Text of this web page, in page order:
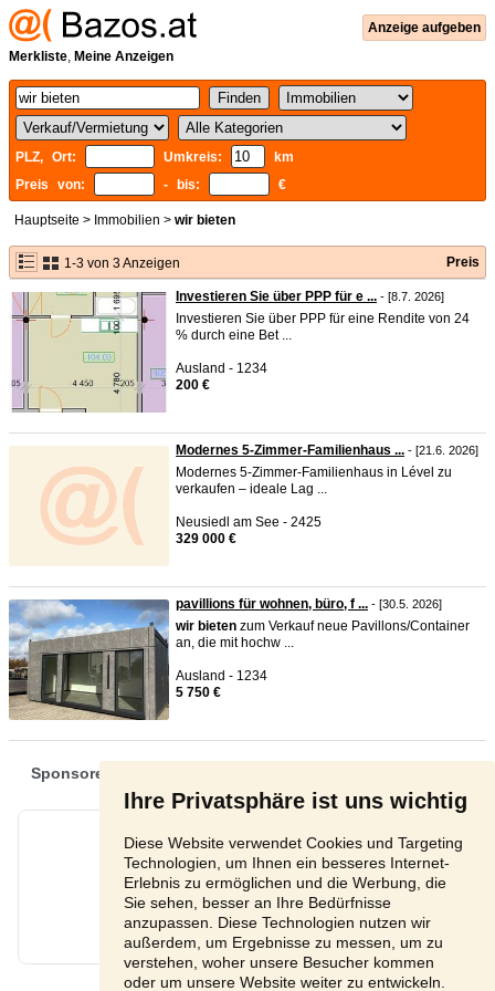
Ihre Privatsphäre ist uns wichtig
Diese Website verwendet Cookies und Targeting
Technologien, um Ihnen ein besseres Internet-
Erlebnis zu ermöglichen und die Werbung, die
Sie sehen, besser an Ihre Bedürfnisse
anzupassen. Diese Technologien nutzen wir
außerdem, um Ergebnisse zu messen, um zu
verstehen, woher unsere Besucher kommen
oder um unsere Website weiter zu entwickeln.
Anzeige aufgeben
Merkliste, Meine Anzeigen
PLZ, Ort: Umkreis:
km
Preis von:
- bis: €
Hauptseite > Immobilien > wir bieten
1-3 von 3 Anzeigen Preis
Investieren Sie über PPP für e ... - [8.7. 2026]
Investieren Sie über PPP für eine Rendite von 24
% durch eine Bet ...
Ausland - 1234
200 €
Modernes 5-Zimmer-Familienhaus ... - [21.6. 2026]
Modernes 5-Zimmer-Familienhaus in Lével zu
verkaufen – ideale Lag ...
Neusiedl am See - 2425
329 000 €
pavillions für wohnen, büro, f ... - [30.5. 2026]
wir bieten zum Verkauf neue Pavillons/Container
an, die mit hochw ...
Ausland - 1234
5 750 €